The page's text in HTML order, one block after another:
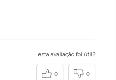
esta avaliação foi útil?
0 0